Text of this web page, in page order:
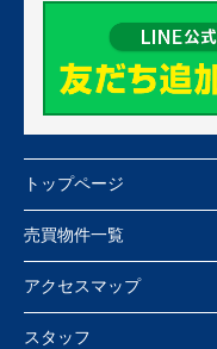
トップページ
売買物件一覧
アクセスマップ
スタッフ